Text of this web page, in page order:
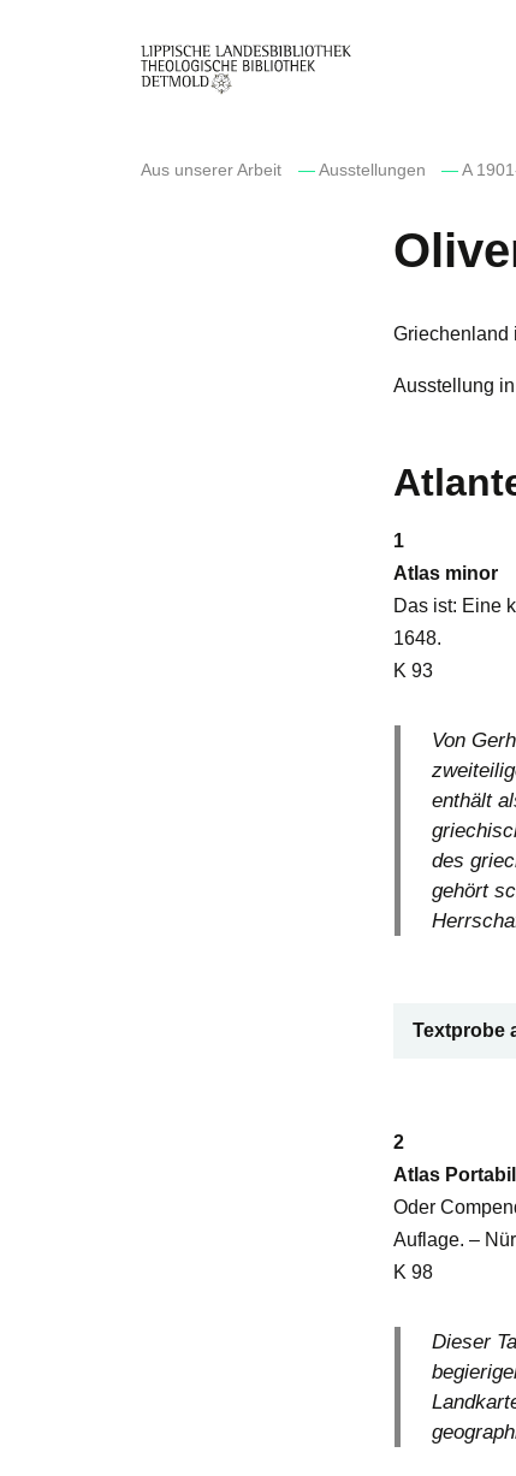
Aus unserer Arbeit — Ausstellungen — A
Griechenland
Ausstellung
1
Atlas minor
Das ist: Eine
1648.
K 93
Von
enthält
des
gehört
Textprobe
2
Atlas
Oder
Auflage. –
K 98
Dieser